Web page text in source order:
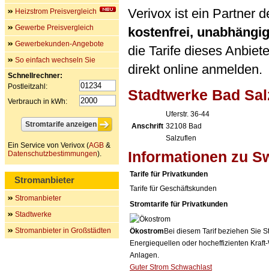
Verivox ist ein Partner
kostenfrei,
die Tarife dieses
direkt online anmelden.
Stadtwerke Bad
Anschrift
Uferstr. 36-44
32108 Bad
Salzuflen
Informationen zu
Tarife für Privatkunden
Tarife für Geschäftskunden
Stromtarife für Privatkunden
Ökostrom Bei diesem Tarif beziehen Sie
Energiequellen oder hocheffizienten
Anlagen.
Guter Strom Schwachlast
Heizstrom Preisvergleich
Gewerbe Preisvergleich
Gewerbekunden-Angebote
So einfach wechseln Sie
Schnellrechner:
Postleitzahl:
Verbrauch in kWh:
Ein Service von Verivox (AGB &
Datenschutzbestimmungen).
Stromanbieter
Stromanbieter
Stadtwerke
Stromanbieter in Großstädten